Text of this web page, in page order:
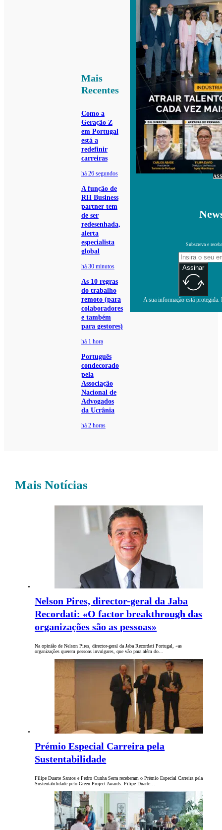
Mais
Recentes
Como a
Geração Z
em Portugal
está a
redefinir
carreiras
há 26 segundos
A função de
RH Business
partner tem
de ser
redesenhada,
alerta
especialista
global
há 30 minutos
As 10 regras
do trabalho
remoto (para
colaboradores
e também
para gestores)
há 1 hora
Português
condecorado
pela
Associação
Nacional de
Advogados
da Ucrânia
há 2 horas
Subscreva e
Assinar
A sua informação está
Mais Notícias
Nelson Pires, director-geral da Jaba
Recordati: «O factor breakthrough das
organizações são as pessoas»
Na opinião de Nelson Pires, director-geral da Jaba Recordati Portugal, «as
organizações querem pessoas invulgares, que vão para além do…
Prémio Especial Carreira pela
Sustentabilidade
Filipe Duarte Santos e Pedro Cunha Serra receberam o Prémio Especial Carreira pela
Sustentabilidade pelo Green Project Awards. Filipe Duarte…